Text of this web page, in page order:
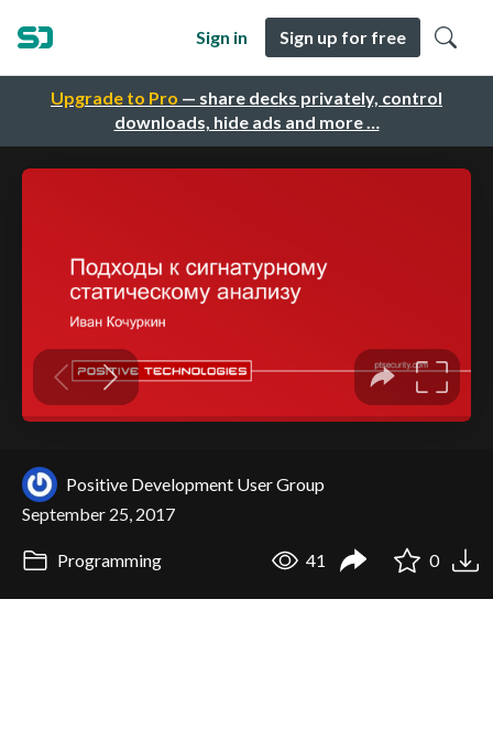
Upgrade to Pro — share decks privately, control
downloads, hide ads and more …
Sign in Sign up for free
Positive Development User Group
September 25, 2017
Programming 41 0